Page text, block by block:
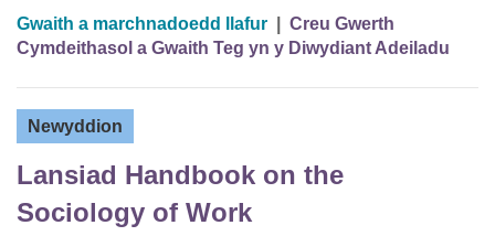
Gwaith a marchnadoedd llafur
Creu Gwerth
Cymdeithasol a Gwaith Teg yn y Diwydiant Adeiladu
Newyddion
Lansiad Handbook on the
Sociology of Work